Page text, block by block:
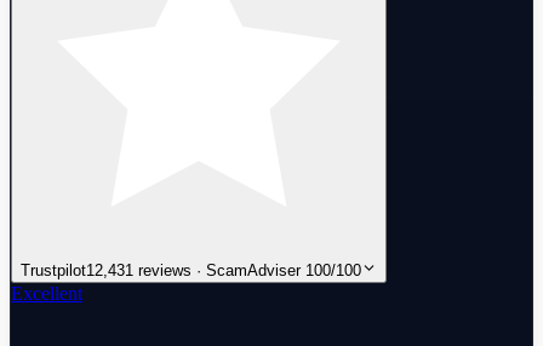
Trustpilot12,431 reviews · ScamAdviser 100/100
Excellent